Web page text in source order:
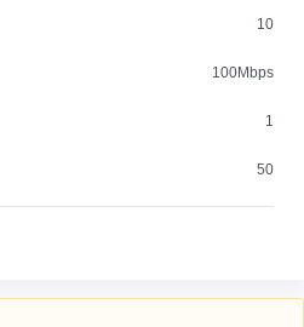
10
100Mbps
1
50